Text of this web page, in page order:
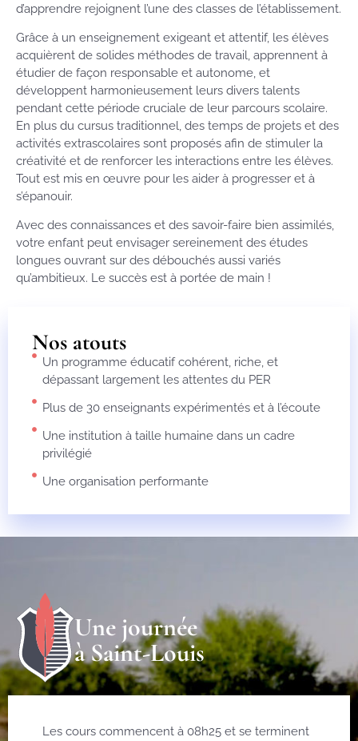
d’apprendre rejoignent l’une des classes de l’établissement.
Grâce à un enseignement exigeant et attentif, les élèves
acquièrent de solides méthodes de travail, apprennent à
étudier de façon responsable et autonome, et
développent harmonieusement leurs divers talents
pendant cette période cruciale de leur parcours scolaire.
En plus du cursus traditionnel, des temps de projets et des
activités extrascolaires sont proposés afin de stimuler la
créativité et de renforcer les interactions entre les élèves.
Tout est mis en œuvre pour les aider à progresser et à
s’épanouir.
Avec des connaissances et des savoir-faire bien assimilés,
votre enfant peut envisager sereinement des études
longues ouvrant sur des débouchés aussi variés
qu’ambitieux. Le succès est à portée de main !
Nos atouts
Un programme éducatif cohérent, riche, et
dépassant largement les attentes du PER
Plus de 30 enseignants expérimentés et à l’écoute
Une institution à taille humaine dans un cadre
privilégié
Une organisation performante
Une journée
à Saint-Louis
Les cours commencent à 08h25 et se terminent